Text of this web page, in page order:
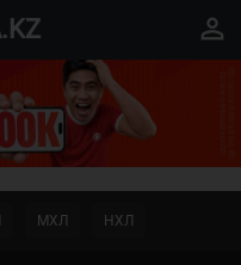
perm_identity
МХЛ НХЛ